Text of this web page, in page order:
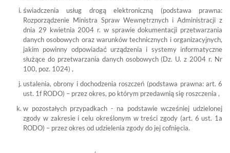
świadczenia usług drogą elektroniczną (podstawa prawna:
Rozporządzenie Ministra Spraw Wewnętrznych i Administracji z
dnia 29 kwietnia 2004 r. w sprawie dokumentacji przetwarzania
danych osobowych oraz warunków technicznych i organizacyjnych,
jakim powinny odpowiadać urządzenia i systemy informatyczne
służące do przetwarzania danych osobowych (Dz. U. z 2004 r. Nr
100, poz. 1024) ,
ustalenia, obrony i dochodzenia roszczeń (podstawa prawna: art. 6
ust. 1f RODO) – przez okres, po którym przedawnią się roszczenia ,
w pozostałych przypadkach - na podstawie wcześniej udzielonej
zgody w zakresie i celu określonym w treści zgody (art. 6 ust. 1a
RODO) – przez okres od udzielenia zgody do jej cofnięcia.